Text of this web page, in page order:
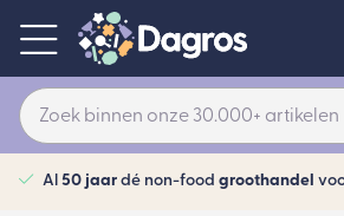
Al 50 jaar dé non-food groothandel